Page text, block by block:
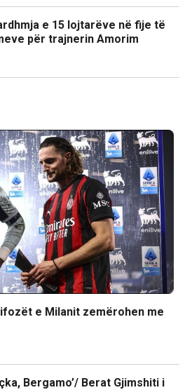
e 15 lojtarëve në fije të
për trajnerin Amorim
e Milanit zemërohen me
Bergamo’/ Berat Gjimshiti i